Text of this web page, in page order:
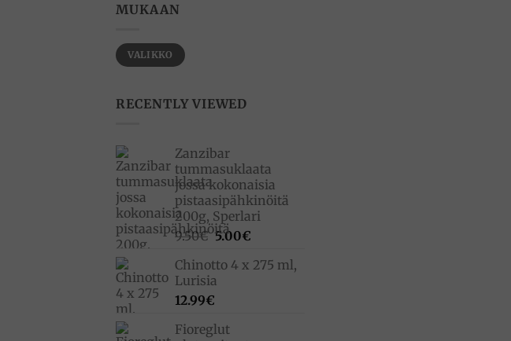
MUKAAN
Minimihinta
Maksimihinta
VALIKKO
RECENTLY VIEWED
Zanzibar
tummasuklaata
jossa kokonaisia
pistaasipähkinöitä
200g, Sperlari
9.50€ Alkuperäinen
oli:
9.50€.
5.00€Nykyinen
on:
Chinotto 4 x 275 ml,
Lurisia
12.99€
Fioreglut